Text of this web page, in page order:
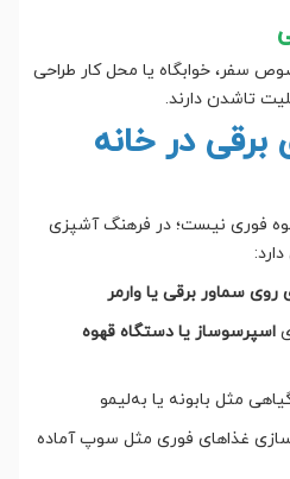
سفر، خوابگاه یا محل کار طراحی
تاشدن دارند.
برقی در خانه
فوری نیست؛ در فرهنگ آشپزی
روی سماور برقی یا وارمر
اسپرسوساز یا دستگاه قهوه
مثل بابونه یا به‌لیمو
غذاهای فوری مثل سوپ آماده